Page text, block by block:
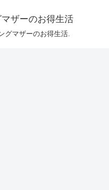
ザーのお得生活
グマザーのお得生活.